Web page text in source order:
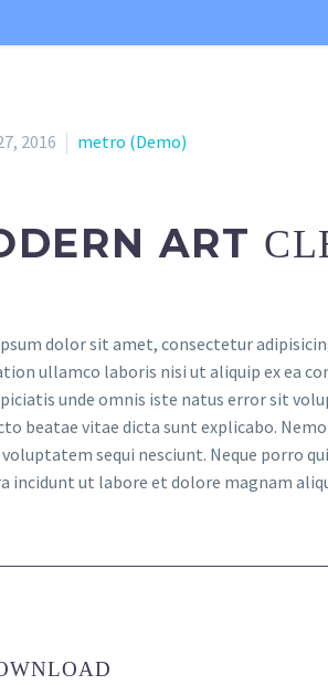
2016 metro (Demo)
ART
dolor sit amet, consectetur
ullamco laboris nisi ut aliquip ex ea
unde omnis iste natus error sit
beatae vitae dicta sunt explicabo.
sequi nesciunt. Neque porro
incidunt ut labore et dolore magnam